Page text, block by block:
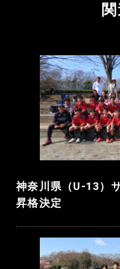
神奈川県（U-13）
昇格決定